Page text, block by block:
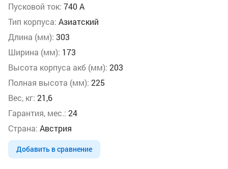
Пусковой ток: 740 А
Тип корпуса: Азиатский
Длина (мм): 303
Ширина (мм): 173
Высота корпуса акб (мм): 203
Полная высота (мм): 225
Вес, кг: 21,6
Гарантия, мес.: 24
Страна: Австрия
Добавить в сравнение